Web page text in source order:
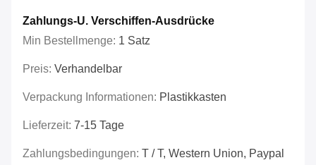
Zahlungs-U. Verschiffen-Ausdrücke
Min Bestellmenge: 1 Satz
Preis: Verhandelbar
Verpackung Informationen: Plastikkasten
Lieferzeit: 7-15 Tage
Zahlungsbedingungen: T / T, Western Union, Paypal